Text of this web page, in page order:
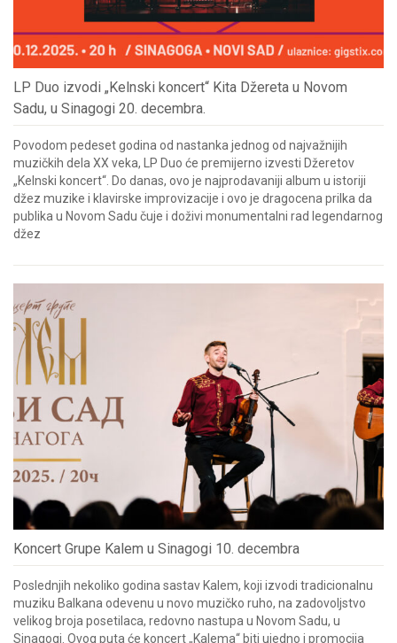
LP Duo izvodi „Kelnski koncert“ Kita Džereta u Novom
Sadu, u Sinagogi 20. decembra.
Povodom pedeset godina od nastanka jednog od najvažnijih
muzičkih dela XX veka, LP Duo će premijerno izvesti Džeretov
„Kelnski koncert“. Do danas, ovo je najprodavaniji album u istoriji
džez muzike i klavirske improvizacije i ovo je dragocena prilka da
publika u Novom Sadu čuje i doživi monumentalni rad legendarnog
džez
Koncert Grupe Kalem u Sinagogi 10. decembra
Poslednjih nekoliko godina sastav Kalem, koji izvodi tradicionalnu
muziku Balkana odevenu u novo muzičko ruho, na zadovoljstvo
velikog broja posetilaca, redovno nastupa u Novom Sadu, u
Sinagogi. Ovog puta će koncert „Kalema“ biti ujedno i promocija